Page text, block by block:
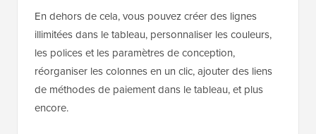
En dehors de cela, vous pouvez créer des lignes
illimitées dans le tableau, personnaliser les couleurs,
les polices et les paramètres de conception,
réorganiser les colonnes en un clic, ajouter des liens
de méthodes de paiement dans le tableau, et plus
encore.